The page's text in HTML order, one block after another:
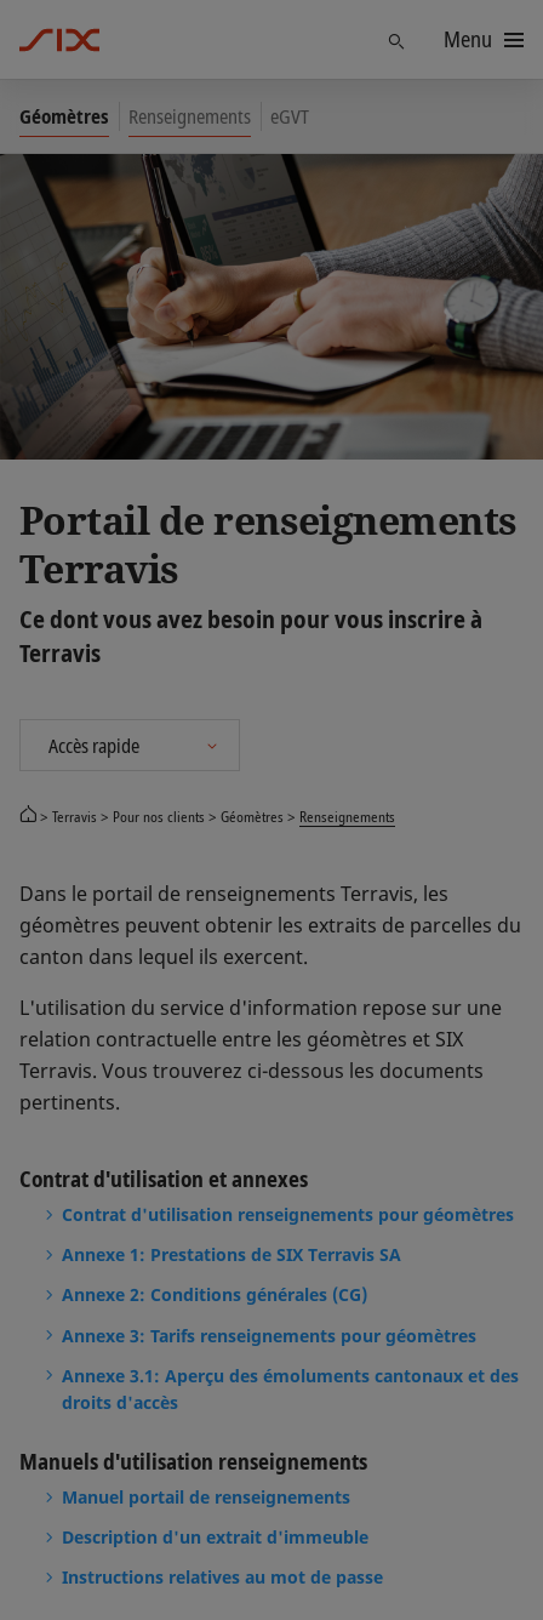
TrouverMenu
Géomètres Renseignements eGVT
Portail de renseignements
Terravis
Ce dont vous avez besoin pour vous inscrire à
Terravis
Terravis Pour nos clients Géomètres Renseignements
Dans le portail de renseignements Terravis, les
géomètres peuvent obtenir les extraits de parcelles du
canton dans lequel ils exercent.
L'utilisation du service d'information repose sur une
relation contractuelle entre les géomètres et SIX
Terravis. Vous trouverez ci-dessous les documents
pertinents.
Contrat d'utilisation et annexes
Contrat d'utilisation renseignements pour géomètres
Annexe 1: Prestations de SIX Terravis SA
Annexe 2: Conditions générales (CG)
Annexe 3: Tarifs renseignements pour géomètres
Annexe 3.1: Aperçu des émoluments cantonaux et des
droits d'accès
Manuels d'utilisation renseignements
Manuel portail de renseignements
Description d'un extrait d'immeuble
Instructions relatives au mot de passe